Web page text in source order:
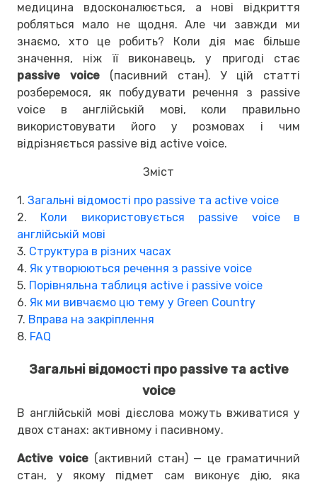
медицина вдосконалюється, а нові відкриття
робляться мало не щодня. Але чи завжди ми
знаємо, хто це робить? Коли дія має більше
значення, ніж її виконавець, у пригоді стає
passive voice(пасивний стан). У цій статті
розберемося, як побудувати речення з passive
voice в англійській мові, коли правильно
використовувати його у розмовах і чим
відрізняється passive від active voice.
Зміст
1. Загальні відомості про passive та active voice
2. Коли використовується passive voice в
англійській мові
3. Структура в різних часах
4. Як утворюються речення з passive voice
5. Порівняльна таблиця active і passive voice
6. Як ми вивчаємо цю тему у Green Country
7. Вправа на закріплення
8. FAQ
Загальні відомості про passive та active
voice
В англійській мові дієслова можуть вживатися у
двох станах: активному і пасивному.
Active voice(активний стан) — це граматичний
стан, у якому підмет сам виконує дію, яка